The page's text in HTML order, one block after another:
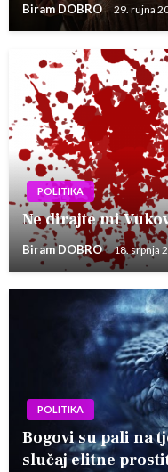
Biram DOBRO 29. rujna
POLITIKA
Ne dirajte mi
Biram DOBRO 18. srpnja
POLITIKA
Bogovi su pali na
slučaj elitne